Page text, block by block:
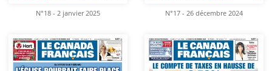
N°18 - 2 janvier 2025 N°17 - 26 décembre 2024